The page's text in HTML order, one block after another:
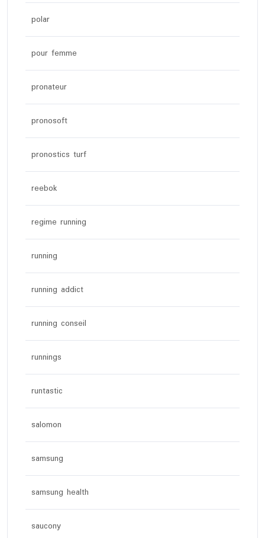
polar
pour femme
pronateur
pronosoft
pronostics turf
reebok
regime running
running
running addict
running conseil
runnings
runtastic
salomon
samsung
samsung health
saucony